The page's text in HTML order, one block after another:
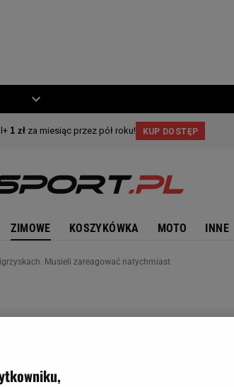
ZIMOWE KOSZYKÓWKA MOTO INNE
Musieli zareagować natychmiast